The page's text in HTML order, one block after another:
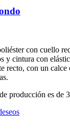
con cuello
y cintura con
recto, con un
producción es de